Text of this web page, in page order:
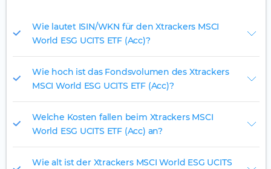
Wie lautet ISIN/WKN für den Xtrackers MSCI
World ESG UCITS ETF (Acc)?
Wie hoch ist das Fondsvolumen des Xtrackers
MSCI World ESG UCITS ETF (Acc)?
Welche Kosten fallen beim Xtrackers MSCI
World ESG UCITS ETF (Acc) an?
Wie alt ist der Xtrackers MSCI World ESG UCITS